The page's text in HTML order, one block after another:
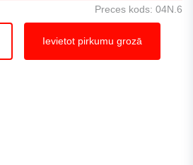
Preces kods: 04N.6
Ievietot pirkumu grozā